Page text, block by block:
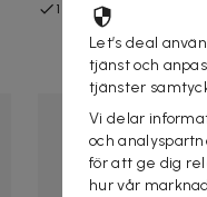
1 köpt Snabb leverans
Let’s deal
tjänst och
tjänster
Vi delar
och
för att ge dig
hur vår